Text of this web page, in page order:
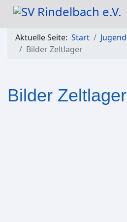
Aktuelle Seite: Start Jugend
Bilder Zeltlager
Bilder Zeltlager